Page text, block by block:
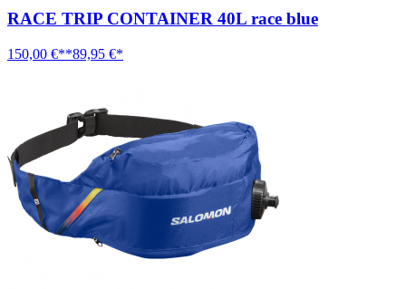
RACE TRIP CONTAINER 40L race blue
150,00 €**89,95 €*